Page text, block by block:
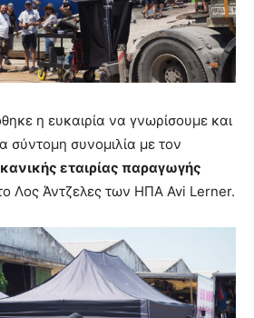
η ευκαιρία να γνωρίσουμε και
σύντομη συνομιλία με τον
εταιρίας παραγωγής
Λος Άντζελες των ΗΠΑ Avi Lerner.